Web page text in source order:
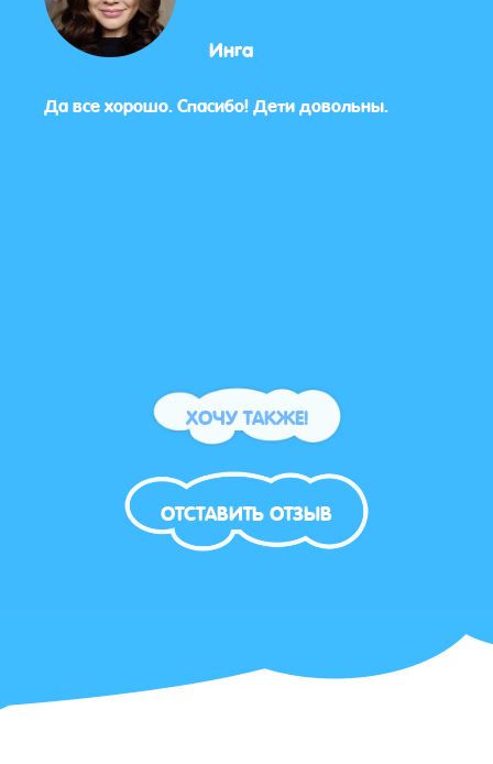
Инга
Да все хорошо. Спасибо! Дети довольны.
ХОЧУ ТАКЖЕ!
ОТСТАВИТЬ ОТЗЫВ